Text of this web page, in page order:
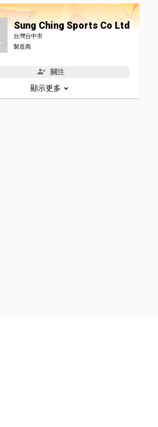
Sung Ching Sports Co Ltd
台灣台中市
製造商
關注
顯示更多